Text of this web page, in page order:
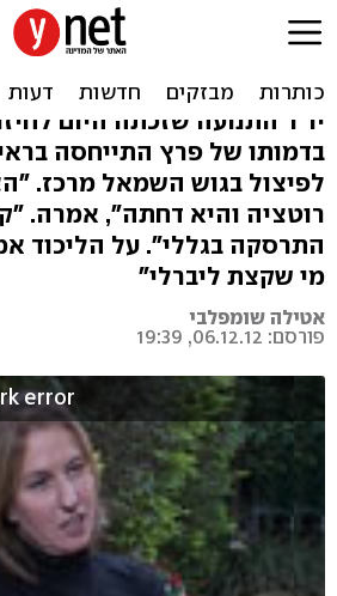
לבני לא פוסלת
נתניהו: תלוי
יו"ר התנועה שזכתה היום
לפיצול בגוש השמאל מרכז.
רוטציה והיא דחתה", אמרה.
התרסקה בגללי". על הליכוד
מי שקצת ליברלי"
אטילה שומפלבי
פורסם: 06.12.12, 19:39
error